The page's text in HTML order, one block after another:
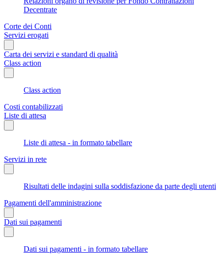
Decentrate
Corte dei Conti
Servizi erogati
Carta dei servizi e standard di qualità
Class action
Class action
Costi contabilizzati
Liste di attesa
Liste di attesa - in formato tabellare
Servizi in rete
Risultati delle indagini sulla soddisfazione da parte degli utenti
Pagamenti dell'amministrazione
Dati sui pagamenti
Dati sui pagamenti - in formato tabellare